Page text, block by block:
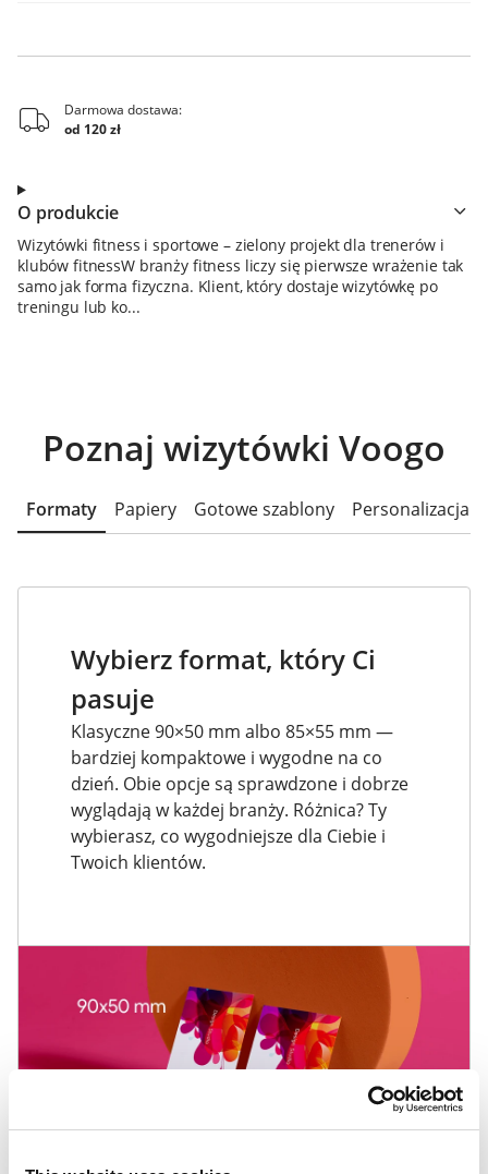
Darmowa dostawa:
od 120 zł
O produkcie
Wizytówki fitness i sportowe – zielony projekt dla trenerów i
klubów fitnessW branży fitness liczy się pierwsze wrażenie tak
samo jak forma fizyczna. Klient, który dostaje wizytówkę po
treningu lub ko...
Poznaj wizytówki Voogo
Formaty Papiery Gotowe szablony Personalizacja
Wybierz format, który Ci
pasuje
Klasyczne 90×50 mm albo 85×55 mm —
bardziej kompaktowe i wygodne na co
dzień. Obie opcje są sprawdzone i dobrze
wyglądają w każdej branży. Różnica? Ty
wybierasz, co wygodniejsze dla Ciebie i
Twoich klientów.